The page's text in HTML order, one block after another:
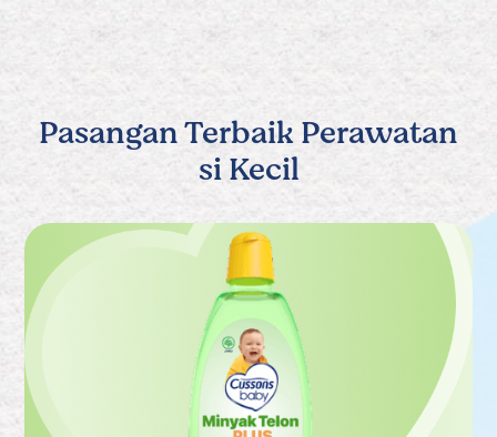
Pasangan Terbaik Perawatan
si Kecil